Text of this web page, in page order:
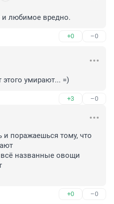
и любимое вредно.
+0 –0
умирают... =)
+3 –0
и поражаешься тому, что
всё названные овощи
+0 –0